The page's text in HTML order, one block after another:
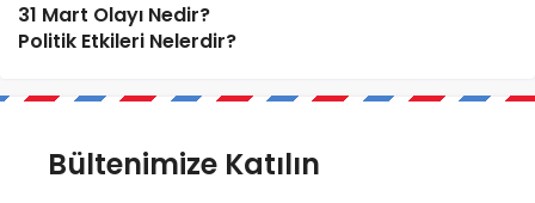
31 Mart Olayı Nedir?
Politik Etkileri Nelerdir?
Bültenimize Katılın